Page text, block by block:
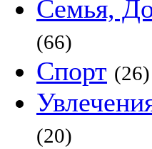
Семья,
(66)
Спорт (26)
(20)